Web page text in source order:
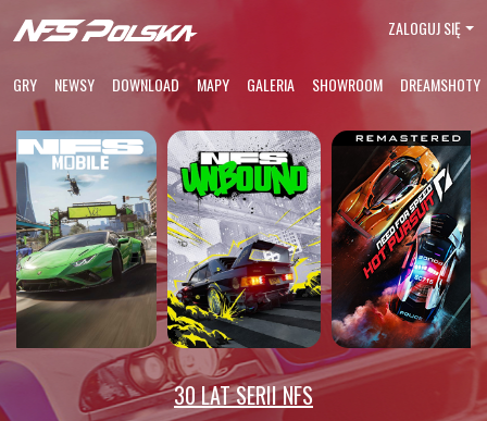
GRY NEWSY DOWNLOAD MAPY GALERIA SHOWROOM DREAMSHOTY
ZALOGUJ SIĘ
30 LAT SERII NFS